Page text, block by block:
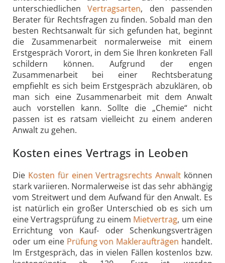
unterschiedlichenVertragsarten, den passenden
Berater für Rechtsfragen zu finden. Sobald man den
besten Rechtsanwalt für sich gefunden hat, beginnt
die Zusammenarbeit normalerweise mit einem
Erstgespräch Vorort, in dem Sie Ihren konkreten Fall
schildern können. Aufgrund der engen
Zusammenarbeit bei einer Rechtsberatung
empfiehlt es sich beim Erstgespräch abzuklären, ob
man sich eine Zusammenarbeit mit dem Anwalt
auch vorstellen kann. Sollte die „Chemie“ nicht
passen ist es ratsam vielleicht zu einem anderen
Anwalt zu gehen.
Kosten eines Vertrags in Leoben
Die Kosten für einen Vertragsrechts Anwalt können
stark variieren. Normalerweise ist das sehr abhängig
vom Streitwert und dem Aufwand für den Anwalt. Es
ist natürlich ein großer Unterschied ob es sich um
eine Vertragsprüfung zu einem Mietvertrag, um eine
Errichtung von Kauf- oder Schenkungsverträgen
oder um eine Prüfung von Makleraufträgen handelt.
Im Erstgespräch, das in vielen Fällen kostenlos bzw.